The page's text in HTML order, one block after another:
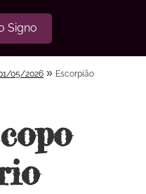
Signo
05/2026 » Escorpião